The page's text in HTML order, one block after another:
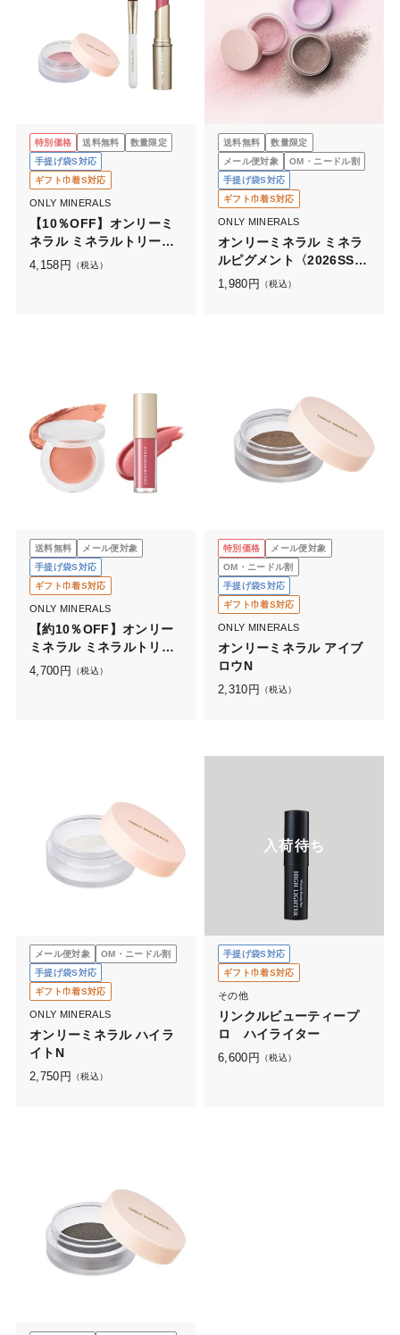
特別価格 送料無料
数量限定
手提げ袋S対応
ギフト巾着S対応
ONLY MINERALS
【10％OFF】オンリーミ
ネラル ミネラルトリート
メントルージュ+ピグメン
4,158 円 （税込）
送料無料
数量限定
メール便対象
OM・ニードル割
手提げ袋S対応
ギフト巾着S対応
ONLY MINERALS
オンリーミネラル ミネラ
ルピグメント〈2026SS限
定カラー〉
1,980 円 （税込）
送料無料
メール便対象
手提げ袋S対応
ギフト巾着S対応
ONLY MINERALS
【約10％OFF】オンリー
ミネラル ミネラルトリー
トメントグロス＋チーク
4,700 円 （税込）
特別価格
メール便対象
OM・ニードル割
手提げ袋S対応
ギフト巾着S対応
ONLY MINERALS
オンリーミネラル アイブ
ロウN
2,310 円 （税込）
メール便対象
OM・ニードル割
手提げ袋S対応
ギフト巾着S対応
ONLY MINERALS
オンリーミネラル ハイラ
イトN
2,750 円 （税込）
入荷待ち
手提げ袋S対応
ギフト巾着S対応
その他
リンクルビューティープ
ロ ハイライター
6,600 円 （税込）